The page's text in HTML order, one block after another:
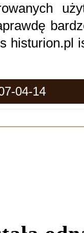
histurion.pl
04-14